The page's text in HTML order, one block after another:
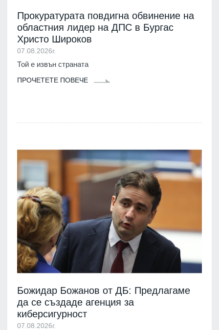
Прокуратурата повдигна обвинение на
областния лидер на ДПС в Бургас
Христо Широков
07.08.2026г.
Той е извън страната
ПРОЧЕТЕТЕ ПОВЕЧЕ
Божидар Божанов от ДБ: Предлагаме
да се създаде агенция за
киберсигурност
07.08.2026г.